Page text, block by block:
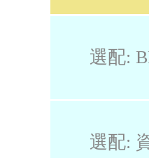
選配:
選配: 資